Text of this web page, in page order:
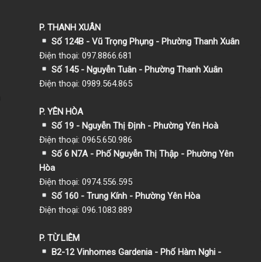
P. THANH XUÂN
Số 124B - Vũ Trọng Phụng - Phường Thanh Xuân
Điện thoại: 097.8866.681
Số 145 - Nguyễn Tuân - Phường Thanh Xuân
Điện thoại: 0989.564.865
P. YÊN HÒA
Số 19 - Nguyễn Thị Định - Phường Yên Hoà
Điện thoại: 0965.650.986
Số 6 N7A - Phố Nguyễn Thị Thập - Phường Yên
Hòa
Điện thoại: 0974.556.595
Số 160 - Trung Kính - Phường Yên Hòa
Điện thoại: 096.1083.889
P. TỪ LIÊM
B2-12 Vinhomes Gardenia - Phố Hàm Nghi -